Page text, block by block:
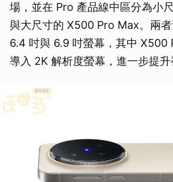
場，並在 Pro 產品線中區分為小
與大尺寸的 X500 Pro Max。兩
6.4 吋與 6.9 吋螢幕，其中 X500
導入 2K 解析度螢幕，進一步提升